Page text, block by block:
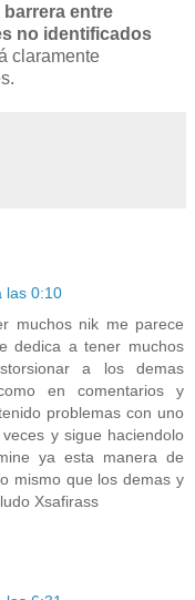
barrera entre
no identificados
claramente
las 0:10
muchos nik me parece
dedica a tener muchos
a los demas
en comentarios y
problemas con uno
y sigue haciendolo
ya esta manera de
mismo que los demas y
Xsafirass